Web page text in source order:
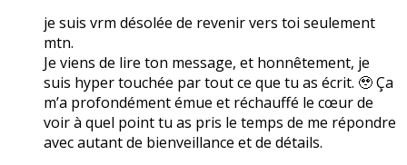
je suis vrm désolée de revenir vers toi seulement
mtn.
Je viens de lire ton message, et honnêtement, je
suis hyper touchée par tout ce que tu as écrit. 🥹 Ça
m’a profondément émue et réchauffé le cœur de
voir à quel point tu as pris le temps de me répondre
avec autant de bienveillance et de détails.